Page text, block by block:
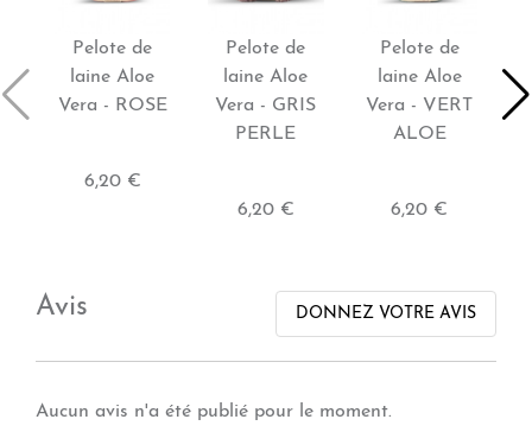
Pelote de
laine Aloe
Vera - ROSE
6,20 €
Pelote de
laine Aloe
Vera - GRIS
PERLE
6,20 €
Pelote de
laine Aloe
Vera - VERT
ALOE
6,20 €
Avis DONNEZ VOTRE AVIS
Aucun avis n'a été publié pour le moment.